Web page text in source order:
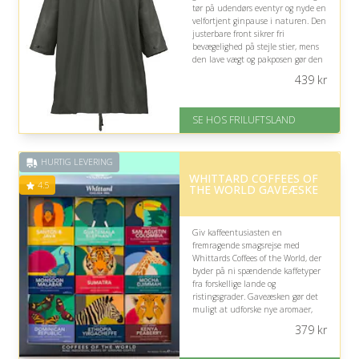
tør på udendørs eventyr og nyde en
velfortjent ginpause i naturen. Den
justerbare front sikrer fri
bevægelighed på stejle stier, mens
den lave vægt og pakposen gør den
God Trustpilot rating på 3.8 ud
439kr
SE HOS FRILUFTSLAND
HURTIG LEVERING
4.5 WHITTARD COFFEES OF
THE WORLD GAVEÆSKE
Giv kaffeentusiasten en
fremragende smagsrejse med
Whittards Coffees of the World, der
byder på ni spændende kaffetyper
fra forskellige lande og
ristingsgrader. Gaveæsken gør det
muligt at udforske nye aromaer,
personlige favoritter blandt verdens
379kr